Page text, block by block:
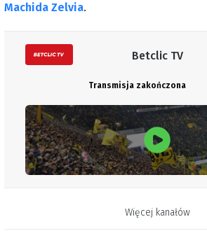
Machida Zelvia.
Betclic TV
Transmisja zakończona
Więcej kanałów